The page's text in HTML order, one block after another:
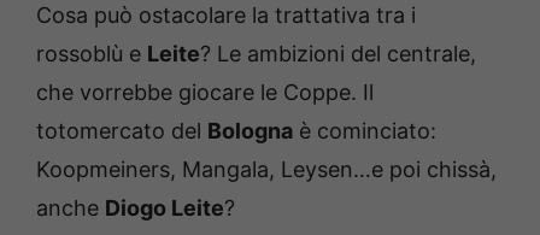
Cosa può ostacolare la trattativa tra i
rossoblù e Leite? Le ambizioni del centrale,
che vorrebbe giocare le Coppe. Il
totomercato del Bologna è cominciato:
Koopmeiners, Mangala, Leysen…e poi chissà,
anche Diogo Leite?